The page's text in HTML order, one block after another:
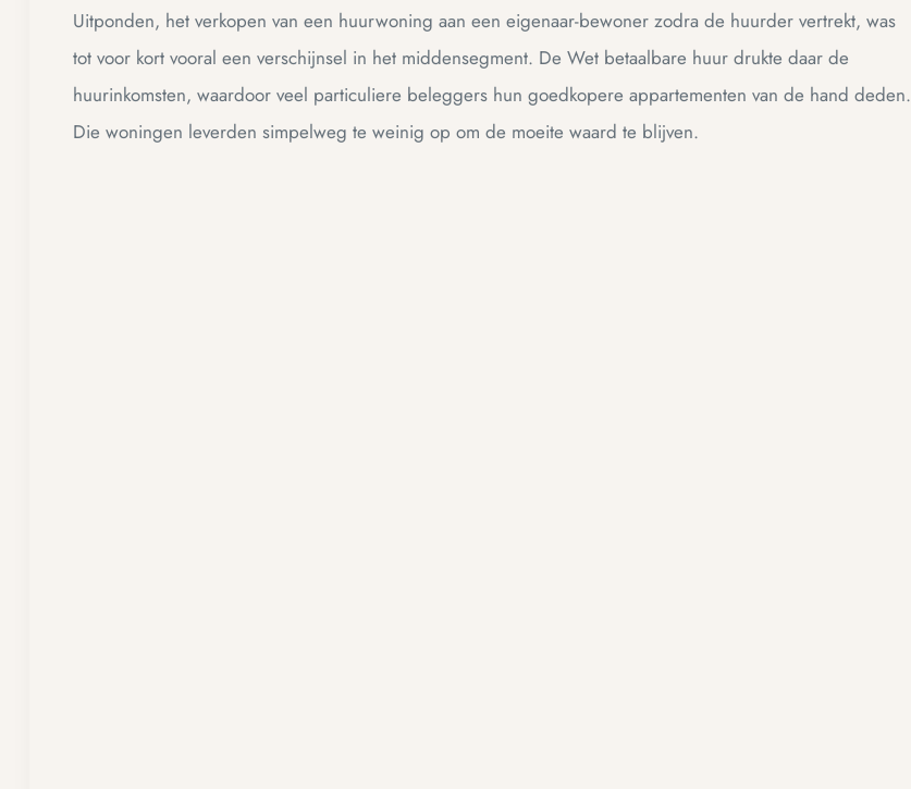
Uitponden, het verkopen van een huurwoning aan een eigenaar-bewoner zodra de huurder vertrekt, was
tot voor kort vooral een verschijnsel in het middensegment. De Wet betaalbare huur drukte daar de
huurinkomsten, waardoor veel particuliere beleggers hun goedkopere appartementen van de hand deden.
Die woningen leverden simpelweg te weinig op om de moeite waard te blijven.